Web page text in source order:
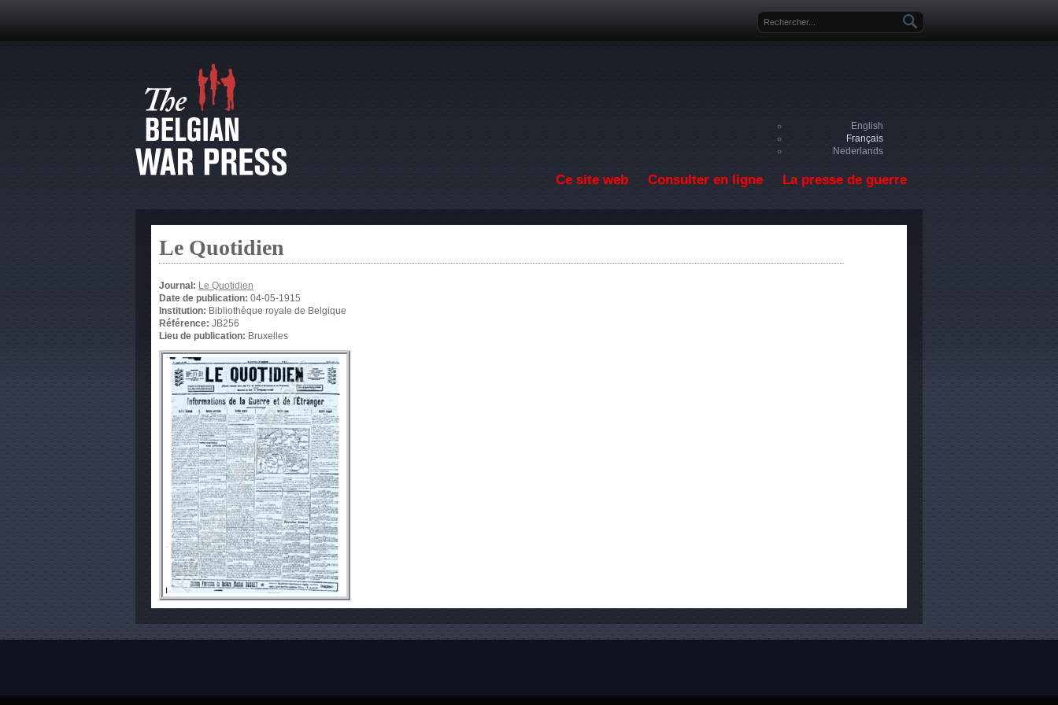
Formulaire de recherche
English
Français
Nederlands
Ce site web Consulter en ligne La presse de guerre
Le Quotidien
Journal: Le Quotidien
Date de publication: 04-05-1915
Institution: Bibliothèque royale de Belgique
Référence: JB256
Lieu de publication: Bruxelles